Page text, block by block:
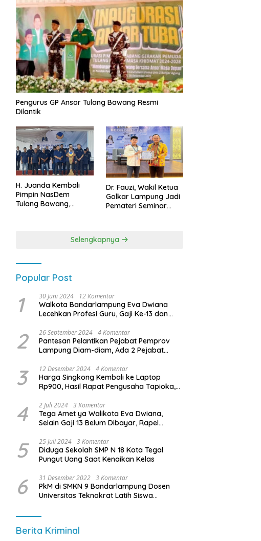
Pengurus GP Ansor Tulang Bawang Resmi
Dilantik
H. Juanda Kembali
Pimpin NasDem
Tulang Bawang,
Dr. Fauzi, Wakil Ketua
Golkar Lampung Jadi
Pemateri Seminar
Kebangsaan
Selengkapnya
Popular Post
1 30 Juni 2024 12 Komentar
Walkota Bandarlampung Eva Dwiana
Lecehkan Profesi Guru, Gaji Ke-13 dan
2 26 September 2024 4 Komentar
Pantesan Pelantikan Pejabat Pemprov
Lampung Diam-diam, Ada 2 Pejabat
3 12 Desember 2024 4 Komentar
Harga Singkong Kembali ke Laptop
Rp900, Hasil Rapat Pengusaha Tapioka,
Lampung
4 2 Juli 2024 3 Komentar
Tega Amet ya Walikota Eva Dwiana,
Selain Gaji 13 Belum Dibayar, Rapel
Dibayar
5 25 Juli 2024 3 Komentar
Diduga Sekolah SMP N 18 Kota Tegal
Pungut Uang Saat Kenaikan Kelas
6 31 Desember 2022 3 Komentar
PkM di SMKN 9 Bandarlampung Dosen
Universitas Teknokrat Latih Siswa
Berita Kriminal